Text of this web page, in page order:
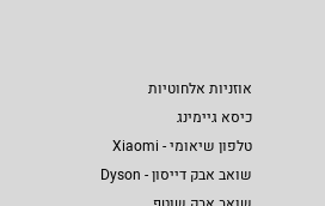
אוזניות אלחוטיות
כיסא גיימינג
טלפון שיאומי - Xiaomi
שואב אבק דייסון - Dyson